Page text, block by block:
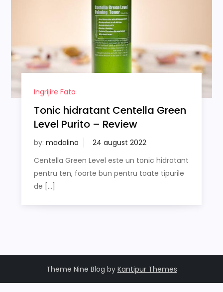
Ingrijire Fata
Tonic hidratant Centella Green
Level Purito – Review
by: madalina
Centella Green Level este un tonic hidratant
pentru ten, foarte bun pentru toate tipurile
de […]
Theme Nine Blog by Kantipur Themes